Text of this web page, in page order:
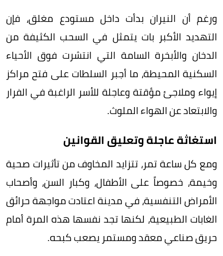
ورغم أن النيران بدأت داخل مستودع مغلق، فإن
التهديد الأكبر بات يتمثل في السحب الكثيفة من
الدخان والأبخرة السامة التي انتشرت فوق الأحياء
السكنية المحيطة، ما أجبر السلطات على فتح مراكز
إيواء وملاجئ مؤقتة وعاجلة للأسر الراغبة في الفرار
والابتعاد عن الهواء الملوث.
استغاثة عاجلة وتعليق القوانين
ومع كل ساعة تمر، تتزايد المخاوف من تأثيرات صحية
وخيمة، خصوصاً على الأطفال، وكبار السن، وأصحاب
الأمراض التنفسية، في مدينة اعتادت مواجهة حرائق
الغابات الطبيعية، لكنها تجد نفسها هذه المرة أمام
حريق صناعي معقد ومستمر يصعب كبحه.